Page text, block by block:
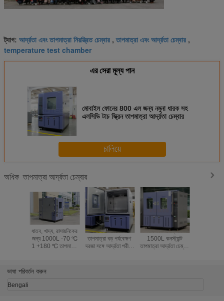
ট্যাগ: আর্দ্রতা এবং তাপমাত্রা নিয়ন্ত্রিত চেম্বার ,তাপমাত্রা এবং আর্দ্রতা চেম্বার ,
temperature test chamber
এর সেরা মূল্য পান
মোবাইল ফোনের 800 এল জন্য নমুনা ধারক সহ
এলসিডি টাচ স্ক্রিন তাপমাত্রা আর্দ্রতা চেম্বার
চালিয়ে
অধিকতাপমাত্রা আর্দ্রতা চেম্বার
ধাতব, খাদ্য, রাসায়নিকের
জন্য 1000L -70 ℃
1 +180 ℃ তাপমাত্রা
1000L পরিবেশগত
তাপমাত্রা বড় পর্যবেক্ষণ
দরজা সঙ্গে আর্দ্রতা পরীক্ষা
উচ্চ নির্ভরযোগ্যতা
1500L কনস্ট্যান্ট
তাপমাত্রা আর্দ্রতা চেম্বার
ভাষা পরিবর্তন করুন
Bengali